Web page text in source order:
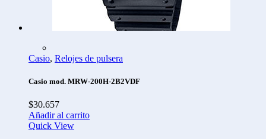
Casio, Relojes de pulsera
Casio mod. MRW-200H-2B2VDF
$30.657
Añadir al carrito
Quick View